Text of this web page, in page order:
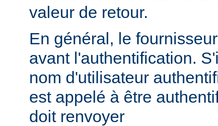
valeur de retour.
En général, le
avant l'authentification.
nom d'utilisateur
est appelé à être
doit renvoyer